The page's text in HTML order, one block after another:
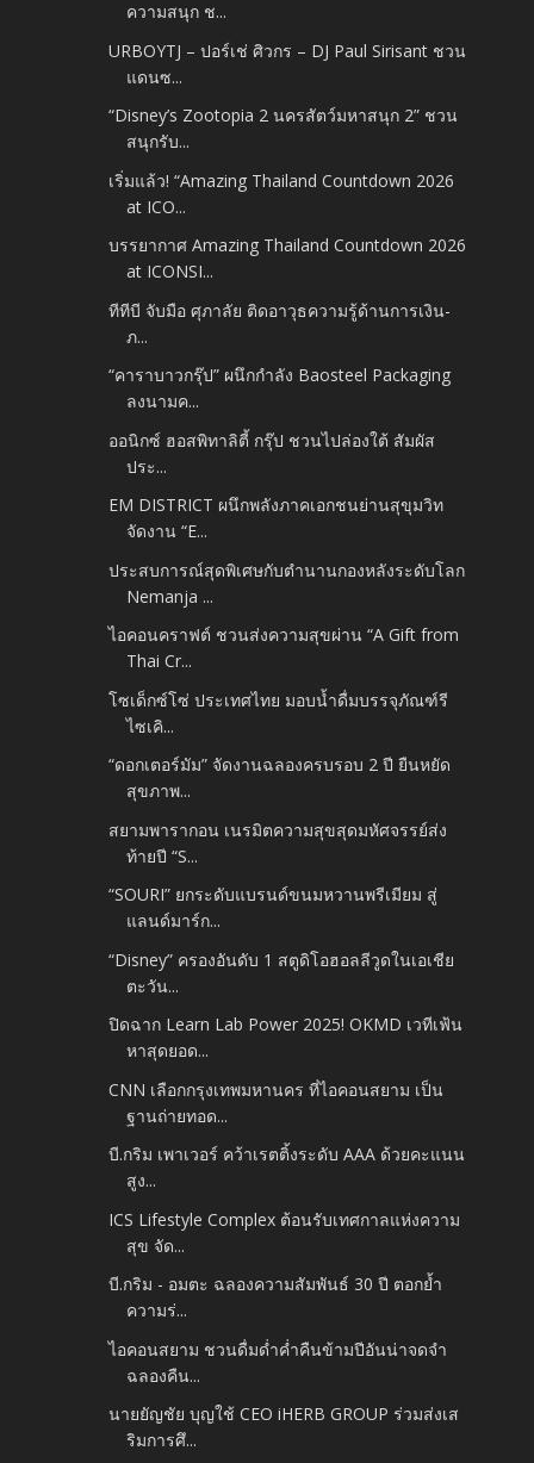
ความสนุก ช...
URBOYTJ – ปอร์เช่ ศิวกร – DJ Paul Sirisant ชวน
แดนซ...
“Disney’s Zootopia 2 นครสัตว์มหาสนุก 2” ชวน
สนุกรับ...
เริ่มแล้ว! “Amazing Thailand Countdown 2026
at ICO...
บรรยากาศ Amazing Thailand Countdown 2026
at ICONSI...
ทีทีบี จับมือ ศุภาลัย ติดอาวุธความรู้ด้านการเงิน-
ภ...
“คาราบาวกรุ๊ป” ผนึกกำลัง Baosteel Packaging
ลงนามค...
ออนิกซ์ ฮอสพิทาลิตี้ กรุ๊ป ชวนไปล่องใต้ สัมผัส
ประ...
EM DISTRICT ผนึกพลังภาคเอกชนย่านสุขุมวิท
จัดงาน “E...
ประสบการณ์สุดพิเศษกับตำนานกองหลังระดับโลก
Nemanja ...
ไอคอนคราฟต์ ชวนส่งความสุขผ่าน “A Gift from
Thai Cr...
โซเด็กซ์โซ่ ประเทศไทย มอบน้ำดื่มบรรจุภัณฑ์รี
ไซเคิ...
“ดอกเตอร์มัม” จัดงานฉลองครบรอบ 2 ปี ยืนหยัด
สุขภาพ...
สยามพารากอน เนรมิตความสุขสุดมหัศจรรย์ส่ง
ท้ายปี “S...
“SOURI” ยกระดับแบรนด์ขนมหวานพรีเมียม สู่
แลนด์มาร์ก...
“Disney” ครองอันดับ 1 สตูดิโอฮอลลีวูดในเอเชีย
ตะวัน...
ปิดฉาก Learn Lab Power 2025! OKMD เวทีเฟ้น
หาสุดยอด...
CNN เลือกกรุงเทพมหานคร ที่ไอคอนสยาม เป็น
ฐานถ่ายทอด...
บี.กริม เพาเวอร์ คว้าเรตติ้งระดับ AAA ด้วยคะแนน
สูง...
ICS Lifestyle Complex ต้อนรับเทศกาลแห่งความ
สุข จัด...
บี.กริม - อมตะ ฉลองความสัมพันธ์ 30 ปี ตอกย้ำ
ความร่...
ไอคอนสยาม ชวนดื่มด่ำค่ำคืนข้ามปีอันน่าจดจำ
ฉลองคืน...
นายยัญชัย บุญใช้ CEO iHERB GROUP ร่วมส่งเส
ริมการศึ...